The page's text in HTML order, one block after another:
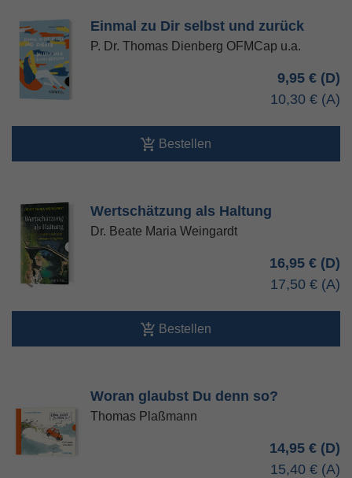
Einmal zu Dir selbst und zurück
P. Dr. Thomas Dienberg OFMCap u.a.
9,95 €
10,30 €
Bestellen
Wertschätzung als Haltung
Dr. Beate Maria Weingardt
16,95 €
17,50 €
Bestellen
Woran glaubst Du denn so?
Thomas Plaßmann
14,95 €
15,40 €